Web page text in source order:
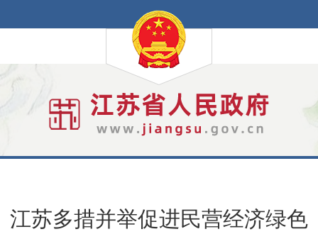
江苏多措并举促进民营经济绿色